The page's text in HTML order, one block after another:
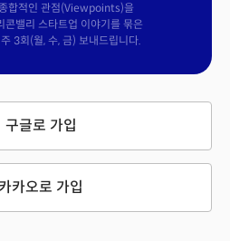
합적인 관점(Viewpoints)을
콘밸리 스타트업 이야기를 묶은
3회(월, 수, 금) 보내드립니다.
구글로 가입
카카오로 가입